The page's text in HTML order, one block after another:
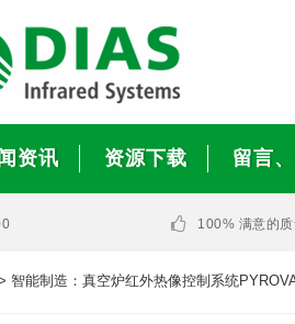
资讯 资源下载 留言
100% 满意的
智能制造：真空炉红外热像控制系统